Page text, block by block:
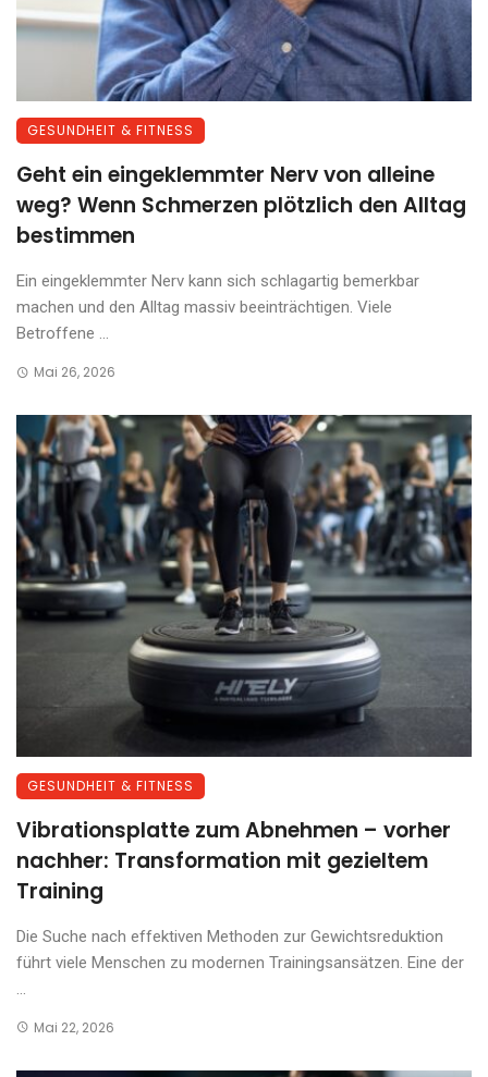
GESUNDHEIT & FITNESS
Geht ein eingeklemmter Nerv von alleine
weg? Wenn Schmerzen plötzlich den Alltag
bestimmen
Ein eingeklemmter Nerv kann sich schlagartig bemerkbar
machen und den Alltag massiv beeinträchtigen. Viele
Betroffene ...
Mai 26, 2026
GESUNDHEIT & FITNESS
Vibrationsplatte zum Abnehmen – vorher
nachher: Transformation mit gezieltem
Training
Die Suche nach effektiven Methoden zur Gewichtsreduktion
führt viele Menschen zu modernen Trainingsansätzen. Eine der
Mai 22, 2026